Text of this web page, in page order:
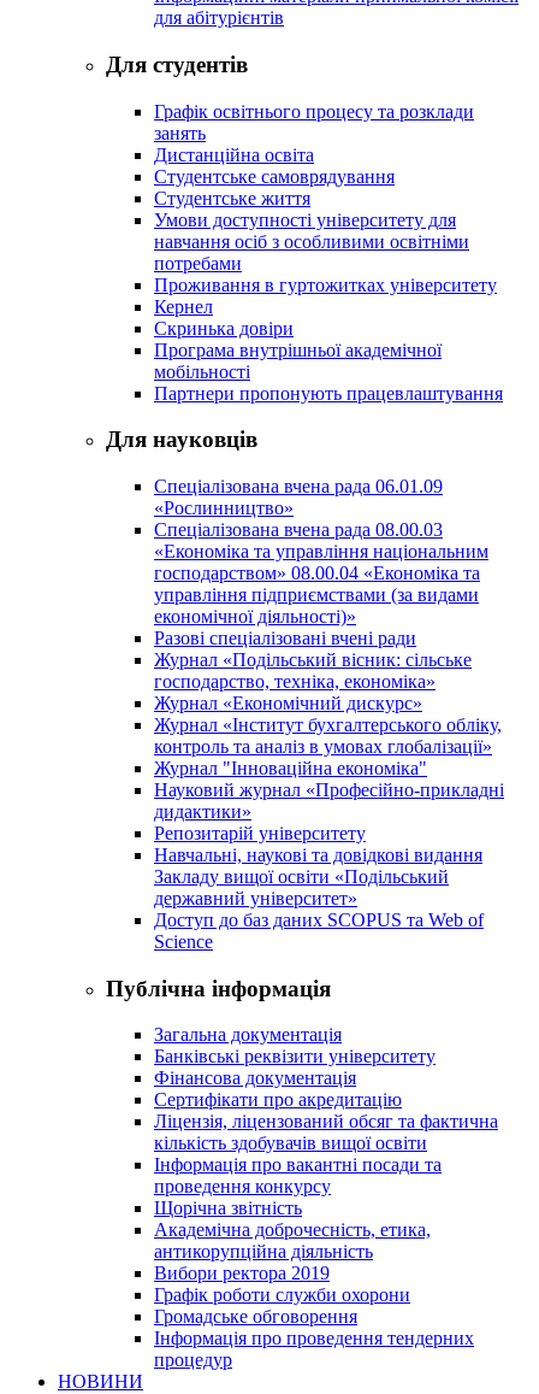
для абітурієнтів
Для студентів
Графік освітнього процесу та розклади
занять
Дистанційна освіта
Студентське самоврядування
Студентське життя
Умови доступності університету для
навчання осіб з особливими освітніми
потребами
Проживання в гуртожитках університету
Кернел
Скринька довіри
Програма внутрішньої академічної
мобільності
Партнери пропонують працевлаштування
Для науковців
Спеціалізована вчена рада 06.01.09
«Рослинництво»
Спеціалізована вчена рада 08.00.03
«Економіка та управління національним
господарством» 08.00.04 «Економіка та
управління підприємствами (за видами
економічної діяльності)»
Разові спеціалізовані вчені ради
Журнал «Подільський вісник: сільське
господарство, техніка, економіка»
Журнал «Економічний дискурс»
Журнал «Інститут бухгалтерського обліку,
контроль та аналіз в умовах глобалізації»
Журнал "Інноваційна економіка"
Науковий журнал «Професійно-прикладні
дидактики»
Репозитарій університету
Навчальні, наукові та довідкові видання
Закладу вищої освіти «Подільський
державний університет»
Доступ до баз даних SCOPUS та Web of
Science
Публічна інформація
Загальна документація
Банківські реквізити університету
Фінансова документація
Сертифікати про акредитацію
Ліцензія, ліцензований обсяг та фактична
кількість здобувачів вищої освіти
Інформація про вакантні посади та
проведення конкурсу
Щорічна звітність
Академічна доброчесність, етика,
антикорупційна діяльність
Вибори ректора 2019
Графік роботи служби охорони
Громадське обговорення
Інформація про проведення тендерних
процедур
НОВИНИ